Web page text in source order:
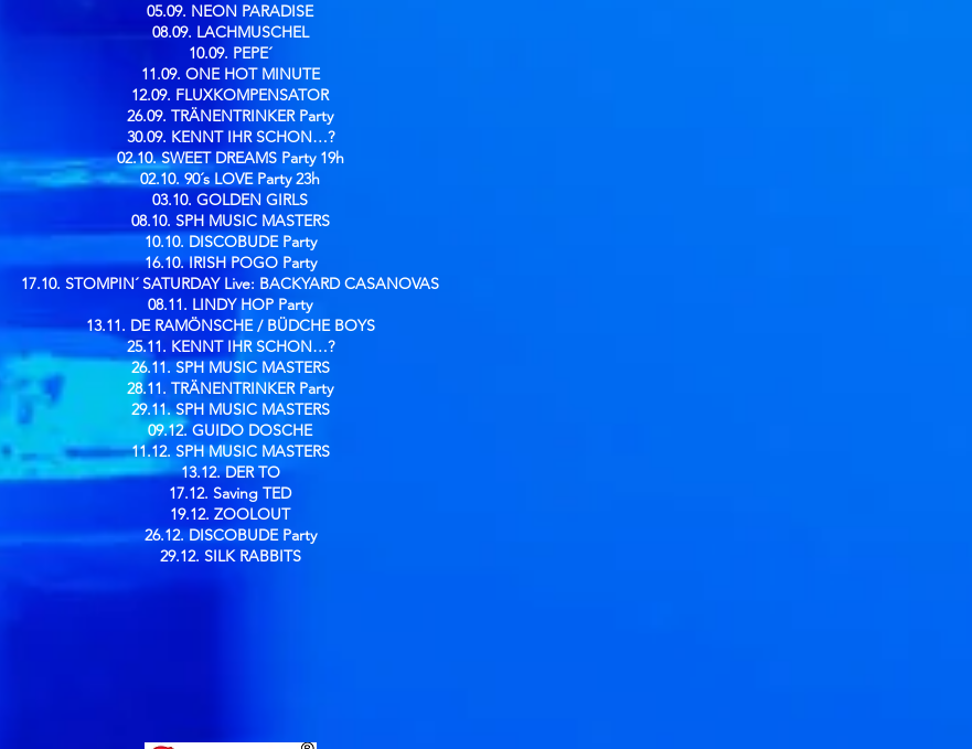
05.09. NEON PARADISE
08.09. LACHMUSCHEL
10.09. PEPE´
11.09. ONE HOT MINUTE
12.09. FLUXKOMPENSATOR
26.09. TRÄNENTRINKER Party
30.09. KENNT IHR SCHON…?
02.10. SWEET DREAMS Party 19h
02.10. 90´s LOVE Party 23h
03.10. GOLDEN GIRLS
08.10. SPH MUSIC MASTERS
10.10. DISCOBUDE Party
16.10. IRISH POGO Party
17.10. STOMPIN´ SATURDAY Live: BACKYARD CASANOVAS
08.11. LINDY HOP Party
13.11. DE RAMÖNSCHE / BÜDCHE BOYS
25.11. KENNT IHR SCHON…?
26.11. SPH MUSIC MASTERS
28.11. TRÄNENTRINKER Party
29.11. SPH MUSIC MASTERS
09.12. GUIDO DOSCHE
11.12. SPH MUSIC MASTERS
13.12. DER TO
17.12. Saving TED
19.12. ZOOLOUT
26.12. DISCOBUDE Party
29.12. SILK RABBITS